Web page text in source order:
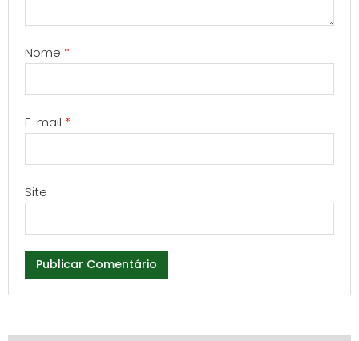
Nome *
E-mail *
Site